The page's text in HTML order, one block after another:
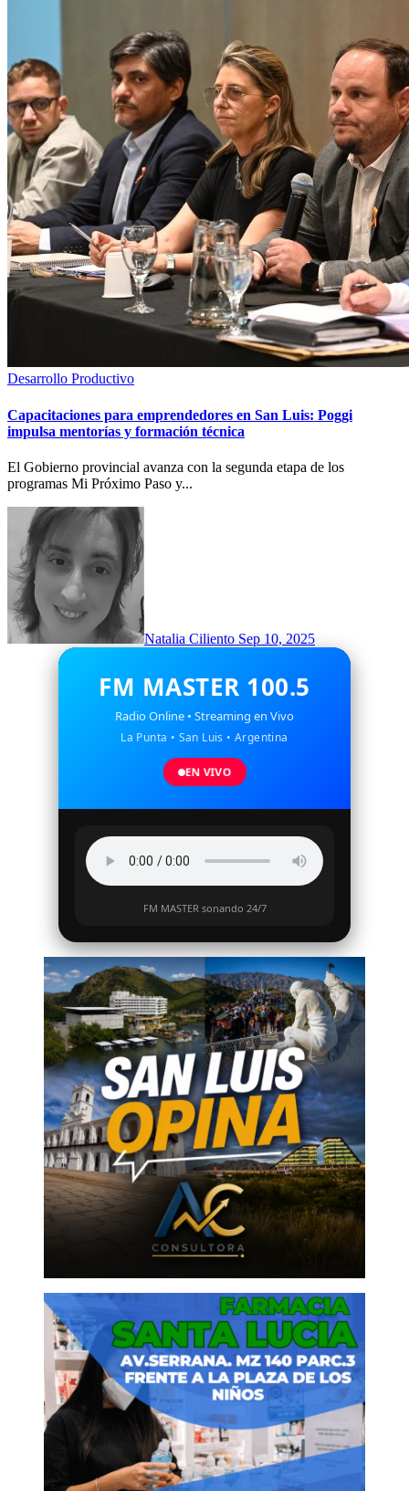
Desarrollo Productivo
Capacitaciones para emprendedores en San Luis: Poggi
impulsa mentorías y formación técnica
El Gobierno provincial avanza con la segunda etapa de los
programas Mi Próximo Paso y...
Natalia Ciliento Sep 10, 2025
FM MASTER 100.5
Radio Online • Streaming en Vivo
La Punta • San Luis • Argentina
EN VIVO
FM MASTER sonando 24/7